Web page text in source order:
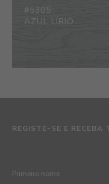
#5305
AZUL LÍRIO
REGISTE-SE E